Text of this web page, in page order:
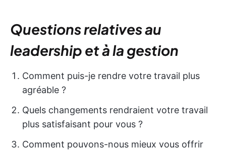
Questions relatives au
leadership et à la gestion
Comment puis-je rendre votre travail plus
agréable ?
Quels changements rendraient votre travail
plus satisfaisant pour vous ?
Comment pouvons-nous mieux vous offrir